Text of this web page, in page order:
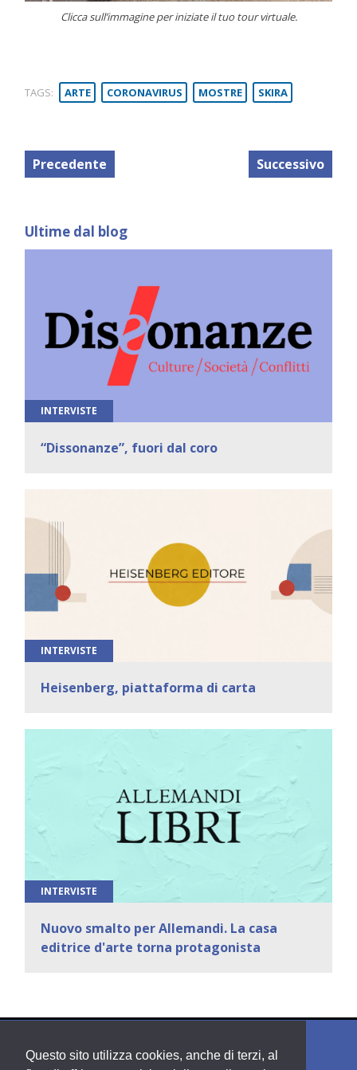
Questo sito utilizza cookies, anche di terzi, al
Clicca sull’immagine per iniziate il tuo tour virtuale.
TAGS: ARTE CORONAVIRUS MOSTRE SKIRA
Precedente Successivo
Ultime dal blog
INTERVISTE
“Dissonanze”, fuori dal coro
INTERVISTE
Heisenberg, piattaforma di carta
INTERVISTE
Nuovo smalto per Allemandi. La casa
editrice d'arte torna protagonista